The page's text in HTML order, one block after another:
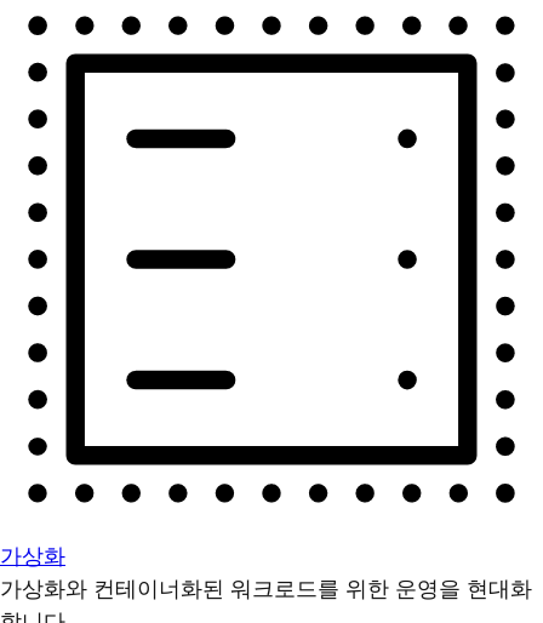
가상화
가상화와 컨테이너화된 워크로드를 위한 운영을 현대화